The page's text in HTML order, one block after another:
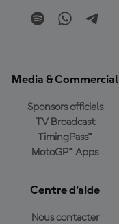
Media & Commercial
Sponsors officiels
TV Broadcast
TimingPass™
MotoGP™ Apps
Centre d'aide
Nous contacter